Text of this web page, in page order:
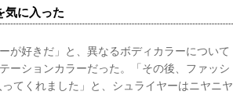
気に入った
が好きだ」と、異なるボディカラーについて
ーションカラーだった。「その後、ファッシ
てくれました」と、シュライヤーはニヤニヤ